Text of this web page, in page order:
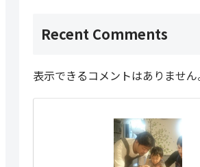
Recent Comments
表示できるコメントはありません